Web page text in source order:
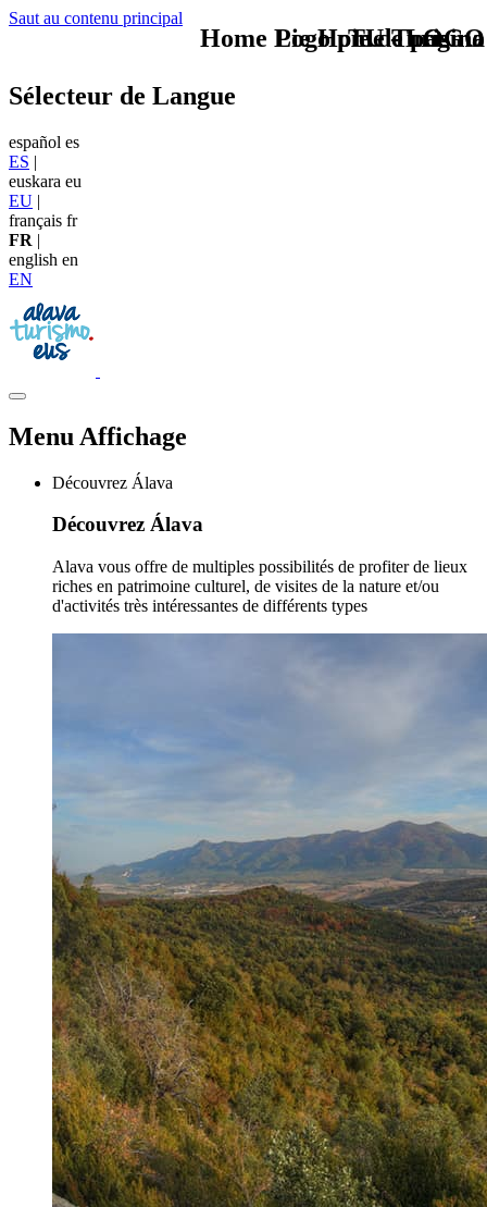
Saut au contenu principal
TU - LOGO
Sélecteur de Langue
español es
ES |
euskara eu
EU |
français fr
FR |
english en
EN
Menu Affichage
Découvrez Álava
Découvrez Álava
Alava vous offre de multiples possibilités de profiter de lieux
riches en patrimoine culturel, de visites de la nature et/ou
d'activités très intéressantes de différents types
Home Logo pie de página
Pie Home Turismo